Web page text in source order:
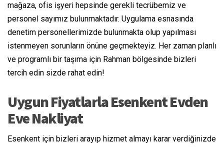
mağaza, ofis işyeri hepsinde gerekli tecrübemiz ve
personel sayımız bulunmaktadır. Uygulama esnasında
denetim personellerimizde bulunmakta olup yapılması
istenmeyen sorunların önüne geçmekteyiz. Her zaman planlı
ve programlı bir taşıma için Rahman bölgesinde bizleri
tercih edin sizde rahat edin!
Uygun Fiyatlarla Esenkent Evden
Eve Nakliyat
Esenkent için bizleri arayıp hizmet almayı karar verdiğinizde